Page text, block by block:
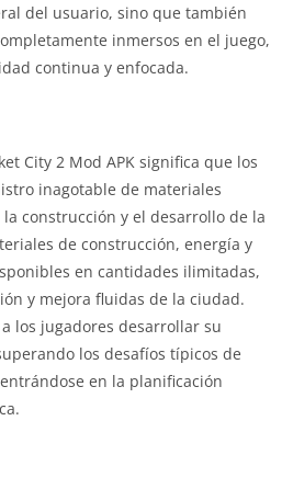
del usuario, sino que también
inmersos en el juego,
continua y enfocada.
City 2 Mod APK significa que los
inagotable de materiales
construcción y el desarrollo de la
de construcción, energía y
en cantidades ilimitadas,
y mejora fluidas de la ciudad.
los jugadores desarrollar su
los desafíos típicos de
en la planificación